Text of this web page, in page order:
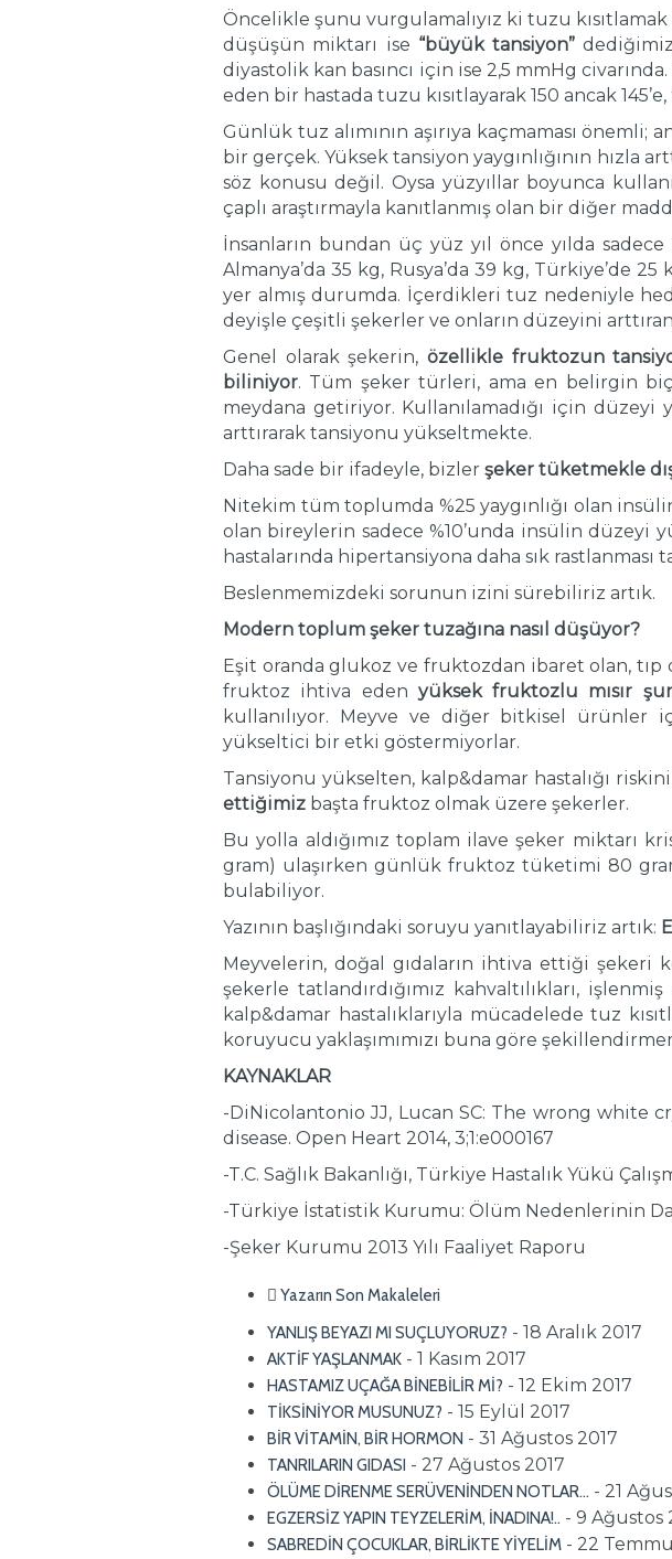
Öncelikle şunu vurgulamalıyız ki tuzu
düşüşün miktarı ise “büyük tansiyon”
diyastolik kan basıncı için ise 2,5 mmHg
eden bir hastada tuzu kısıtlayarak 150 ancak
Günlük tuz alımının aşırıya kaçmaması önemli;
bir gerçek. Yüksek tansiyon yaygınlığının hızla
söz konusu değil. Oysa yüzyıllar boyunca
çaplı araştırmayla kanıtlanmış olan bir diğer
İnsanların bundan üç yüz yıl önce yılda
Almanya’da 35 kg, Rusya’da 39 kg, Türkiye’de
yer almış durumda. İçerdikleri tuz nedeniyle
deyişle çeşitli şekerler ve onların düzeyini
Genel olarak şekerin,özellikle fruktozun
biliniyor. Tüm şeker türleri, ama en belirgin
meydana getiriyor. Kullanılamadığı için
arttırarak tansiyonu yükseltmekte.
Daha sade bir ifadeyle, bizler şeker tüketmekle
Nitekim tüm toplumda %25 yaygınlığı olan
olan bireylerin sadece %10’unda insülin düzeyi
hastalarında hipertansiyona daha sık
Beslenmemizdeki sorunun izini sürebiliriz artık.
Modern toplum şeker tuzağına nasıl düşüyor?
Eşit oranda glukoz ve fruktozdan ibaret olan, tıp
fruktoz ihtiva eden yüksek fruktozlu mısır
kullanılıyor. Meyve ve diğer bitkisel
yükseltici bir etki göstermiyorlar.
Tansiyonu yükselten, kalp&damar hastalığı
ettiğimiz başta fruktoz olmak üzere şekerler.
Bu yolla aldığımız toplam ilave şeker miktarı
gram) ulaşırken günlük fruktoz tüketimi 80
bulabiliyor.
Yazının başlığındaki soruyu yanıtlayabiliriz artık:
Meyvelerin, doğal gıdaların ihtiva ettiği şekeri
şekerle tatlandırdığımız kahvaltılıkları,
kalp&damar hastalıklarıyla mücadelede tuz
koruyucu yaklaşımımızı buna göre
KAYNAKLAR
-DiNicolantonio JJ, Lucan SC: The wrong white
disease. Open Heart 2014, 3;1:e000167
-T.C. Sağlık Bakanlığı, Türkiye Hastalık Yükü
-Türkiye İstatistik Kurumu: Ölüm Nedenlerinin
-Şeker Kurumu 2013 Yılı Faaliyet Raporu
Yazarın Son Makaleleri
YANLIŞ BEYAZI MI SUÇLUYORUZ? - 18 Aralık 2017
AKTİF YAŞLANMAK - 1 Kasım 2017
HASTAMIZ UÇAĞA BİNEBİLİR Mİ? - 12 Ekim 2017
TİKSİNİYOR MUSUNUZ? - 15 Eylül 2017
BİR VİTAMİN, BİR HORMON - 31 Ağustos 2017
TANRILARIN GIDASI - 27 Ağustos 2017
ÖLÜME DİRENME SERÜVENİNDEN NOTLAR… - 21
EGZERSİZ YAPIN TEYZELERİM, İNADINA!.. - 9 Ağustos
SABREDİN ÇOCUKLAR, BİRLİKTE YİYELİM - 22